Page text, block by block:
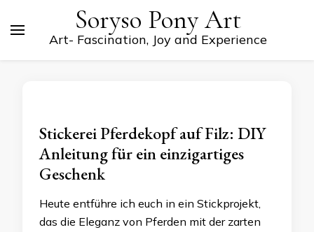
Soryso Pony Art
Art- Fascination, Joy and Experience
Stickerei Pferdekopf auf Filz: DIY
Anleitung für ein einzigartiges
Geschenk
Heute entführe ich euch in ein Stickprojekt,
das die Eleganz von Pferden mit der zarten